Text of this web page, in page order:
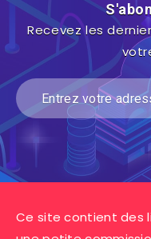
Recevez les
Ce site contient des